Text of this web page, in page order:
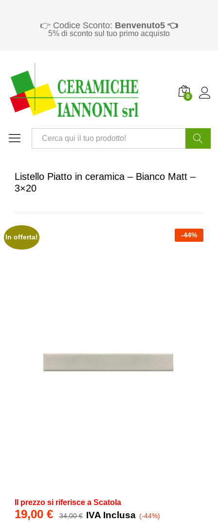
👉 Codice Sconto: Benvenuto5 👈
5% di sconto sul tuo primo acquisto
0
Listello Piatto in ceramica – Bianco Matt –
3×20
In offerta! -44%
Il prezzo si riferisce a Scatola
19,00 € 34,00€ IVA Inclusa (-44%)